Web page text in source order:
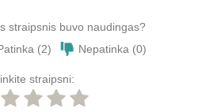
straipsnis buvo naudingas?
(2) Nepatinka (0)
straipsni: